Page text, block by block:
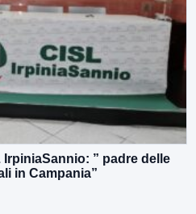
IrpiniaSannio: ” padre delle
in Campania”